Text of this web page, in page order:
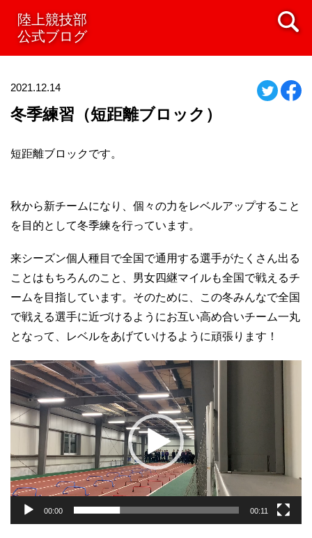
陸上競技部
公式ブログ
2021.12.14
冬季練習（短距離ブロック）
短距離ブロックです。
秋から新チームになり、個々の力をレベルアップすること
を目的として冬季練を行っています。
来シーズン個人種目で全国で通用する選手がたくさん出る
ことはもちろんのこと、男女四継マイルも全国で戦えるチ
ームを目指しています。そのために、この冬みんなで全国
で戦える選手に近づけるようにお互い高め合いチーム一丸
となって、レベルをあげていけるように頑張ります！
動
画
プ
レ
ヤ
ー
00:00 00:11